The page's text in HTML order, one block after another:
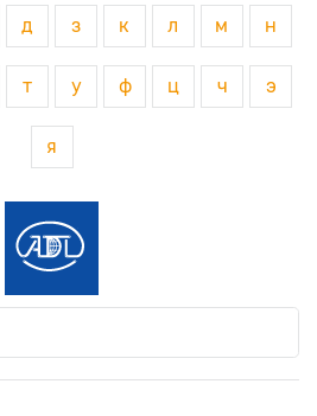
д з к л м н
т у ф ц ч э
я